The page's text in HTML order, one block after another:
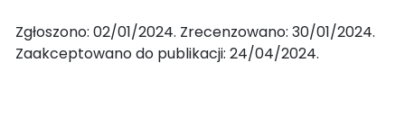
Zgłoszono: 02/01/2024. Zrecenzowano: 30/01/2024.
Zaakceptowano do publikacji: 24/04/2024.